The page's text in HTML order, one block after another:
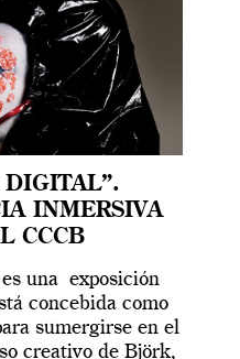
DIGITAL”.
INMERSIVA
CCCB
una exposición
concebida como
sumergirse en el
creativo de Björk,